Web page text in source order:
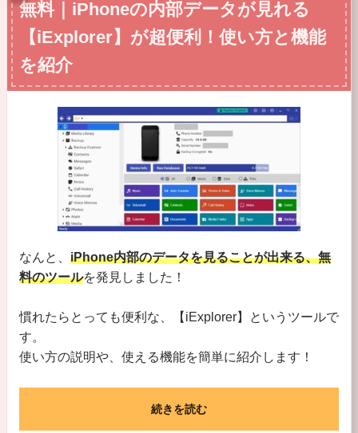
無料｜iPhoneの内部データが見れる
【iExplorer】が超便利！使い方と機能
を紹介
なんと、 iPhone内部のデータを見ることが出来る、無
料のツールを発見しました！
慣れたらとっても便利な、【iExplorer】というツールで
す。
使い方の説明や、使える機能を簡単に紹介します！
続きを読む